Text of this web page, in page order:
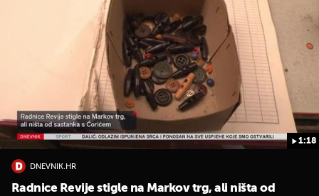
1:18
DNEVNIK.HR
Radnice Revije stigle na Markov trg, ali ništa od